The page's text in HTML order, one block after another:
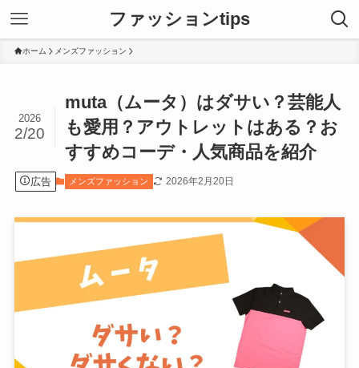
ファッションtips
ホーム メンズファッション
muta（ムータ）はダサい？芸能人
も愛用？アウトレットはある？お
すすめコーデ・人気商品を紹介
2026
2/20
広告 メンズファッション 2026年2月20日